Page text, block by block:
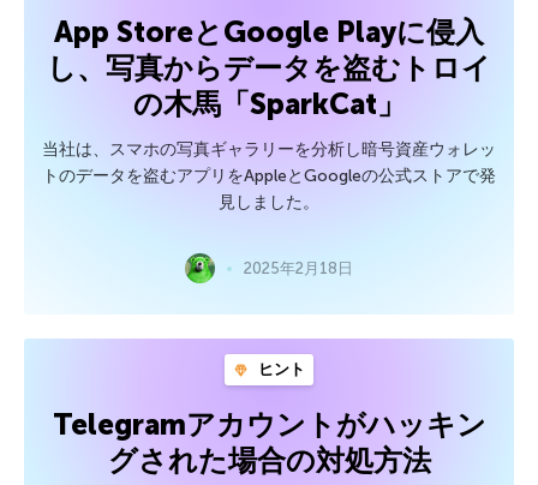
App StoreとGoogle Playに侵入
し、写真からデータを盗むトロイ
の木馬「SparkCat」
当社は、スマホの写真ギャラリーを分析し暗号資産ウォレッ
トのデータを盗むアプリをAppleとGoogleの公式ストアで発
見しました。
2025年2月18日
ヒント
Telegramアカウントがハッキン
グされた場合の対処方法